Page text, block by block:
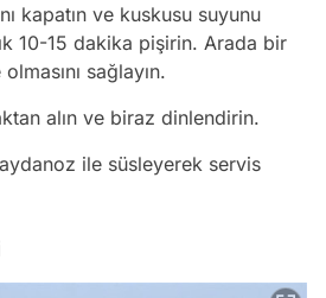
kapatın ve kuskusu suyunu
10-15 dakika pişirin. Arada bir
sağlayın.
alın ve biraz dinlendirin.
ile süsleyerek servis